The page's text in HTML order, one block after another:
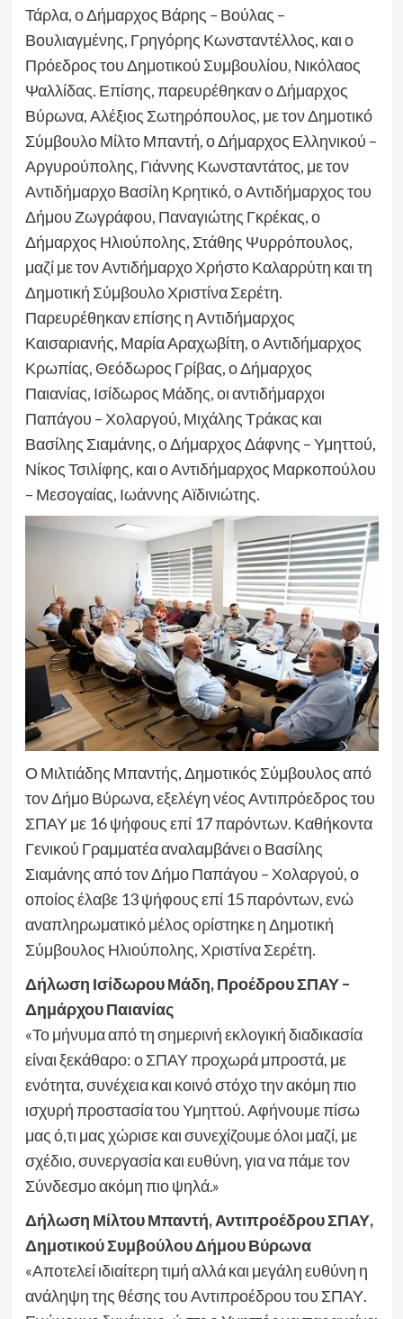
Τάρλα, ο Δήμαρχος Βάρης – Βούλας –
Βουλιαγμένης, Γρηγόρης Κωνσταντέλλος, και ο
Πρόεδρος του Δημοτικού Συμβουλίου, Νικόλαος
Ψαλλίδας. Επίσης, παρευρέθηκαν ο Δήμαρχος
Βύρωνα, Αλέξιος Σωτηρόπουλος, με τον Δημοτικό
Σύμβουλο Μίλτο Μπαντή, ο Δήμαρχος Ελληνικού –
Αργυρούπολης, Γιάννης Κωνσταντάτος, με τον
Αντιδήμαρχο Βασίλη Κρητικό, ο Αντιδήμαρχος του
Δήμου Ζωγράφου, Παναγιώτης Γκρέκας, ο
Δήμαρχος Ηλιούπολης, Στάθης Ψυρρόπουλος,
μαζί με τον Αντιδήμαρχο Χρήστο Καλαρρύτη και τη
Δημοτική Σύμβουλο Χριστίνα Σερέτη.
Παρευρέθηκαν επίσης η Αντιδήμαρχος
Καισαριανής, Μαρία Αραχωβίτη, ο Αντιδήμαρχος
Κρωπίας, Θεόδωρος Γρίβας, ο Δήμαρχος
Παιανίας, Ισίδωρος Μάδης, οι αντιδήμαρχοι
Παπάγου – Χολαργού, Μιχάλης Τράκας και
Βασίλης Σιαμάνης, ο Δήμαρχος Δάφνης – Υμηττού,
Νίκος Τσιλίφης, και ο Αντιδήμαρχος Μαρκοπούλου
– Μεσογαίας, Ιωάννης Αϊδινιώτης.
Ο Μιλτιάδης Μπαντής, Δημοτικός Σύμβουλος από
τον Δήμο Βύρωνα, εξελέγη νέος Αντιπρόεδρος του
ΣΠΑΥ με 16 ψήφους επί 17 παρόντων. Καθήκοντα
Γενικού Γραμματέα αναλαμβάνει ο Βασίλης
Σιαμάνης από τον Δήμο Παπάγου – Χολαργού, ο
οποίος έλαβε 13 ψήφους επί 15 παρόντων, ενώ
αναπληρωματικό μέλος ορίστηκε η Δημοτική
Σύμβουλος Ηλιούπολης, Χριστίνα Σερέτη.
Δήλωση Ισίδωρου Μάδη, Προέδρου ΣΠΑΥ –
Δημάρχου Παιανίας
«Το μήνυμα από τη σημερινή εκλογική διαδικασία
είναι ξεκάθαρο: ο ΣΠΑΥ προχωρά μπροστά, με
ενότητα, συνέχεια και κοινό στόχο την ακόμη πιο
ισχυρή προστασία του Υμηττού. Αφήνουμε πίσω
μας ό,τι μας χώρισε και συνεχίζουμε όλοι μαζί, με
σχέδιο, συνεργασία και ευθύνη, για να πάμε τον
Σύνδεσμο ακόμη πιο ψηλά.»
Δήλωση Μίλτου Μπαντή, Αντιπροέδρου ΣΠΑΥ,
Δημοτικού Συμβούλου Δήμου Βύρωνα
«Αποτελεί ιδιαίτερη τιμή αλλά και μεγάλη ευθύνη η
ανάληψη της θέσης του Αντιπροέδρου του ΣΠΑΥ.